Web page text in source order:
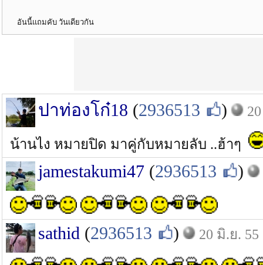
อันนี้แถมคับ วันเดียวกัน
ปาท่องโก๋18 (2936513 )
น้านไง หมายปิด มาคู่กับหมายลับ ..ฮ้าๆ
jamestakumi47 (2936513 )
sathid (2936513 ) 20 มิ.ย. 55